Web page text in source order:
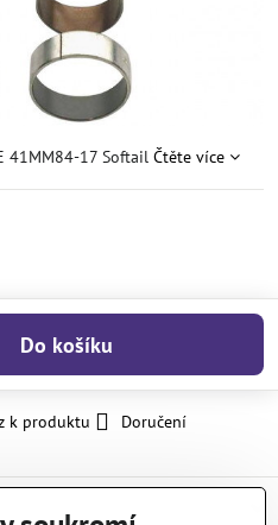
41MM84-17 Softail Čtěte více
Do košíku
k produktu Doručení